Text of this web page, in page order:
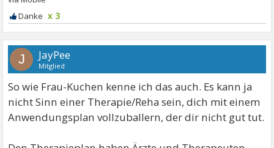
x 3
J JayPee
Mitglied
So wie Frau-Kuchen kenne ich das auch. Es kann ja
nicht Sinn einer Therapie/Reha sein, dich mit einem
Anwendungsplan vollzuballern, der dir nicht gut tut.